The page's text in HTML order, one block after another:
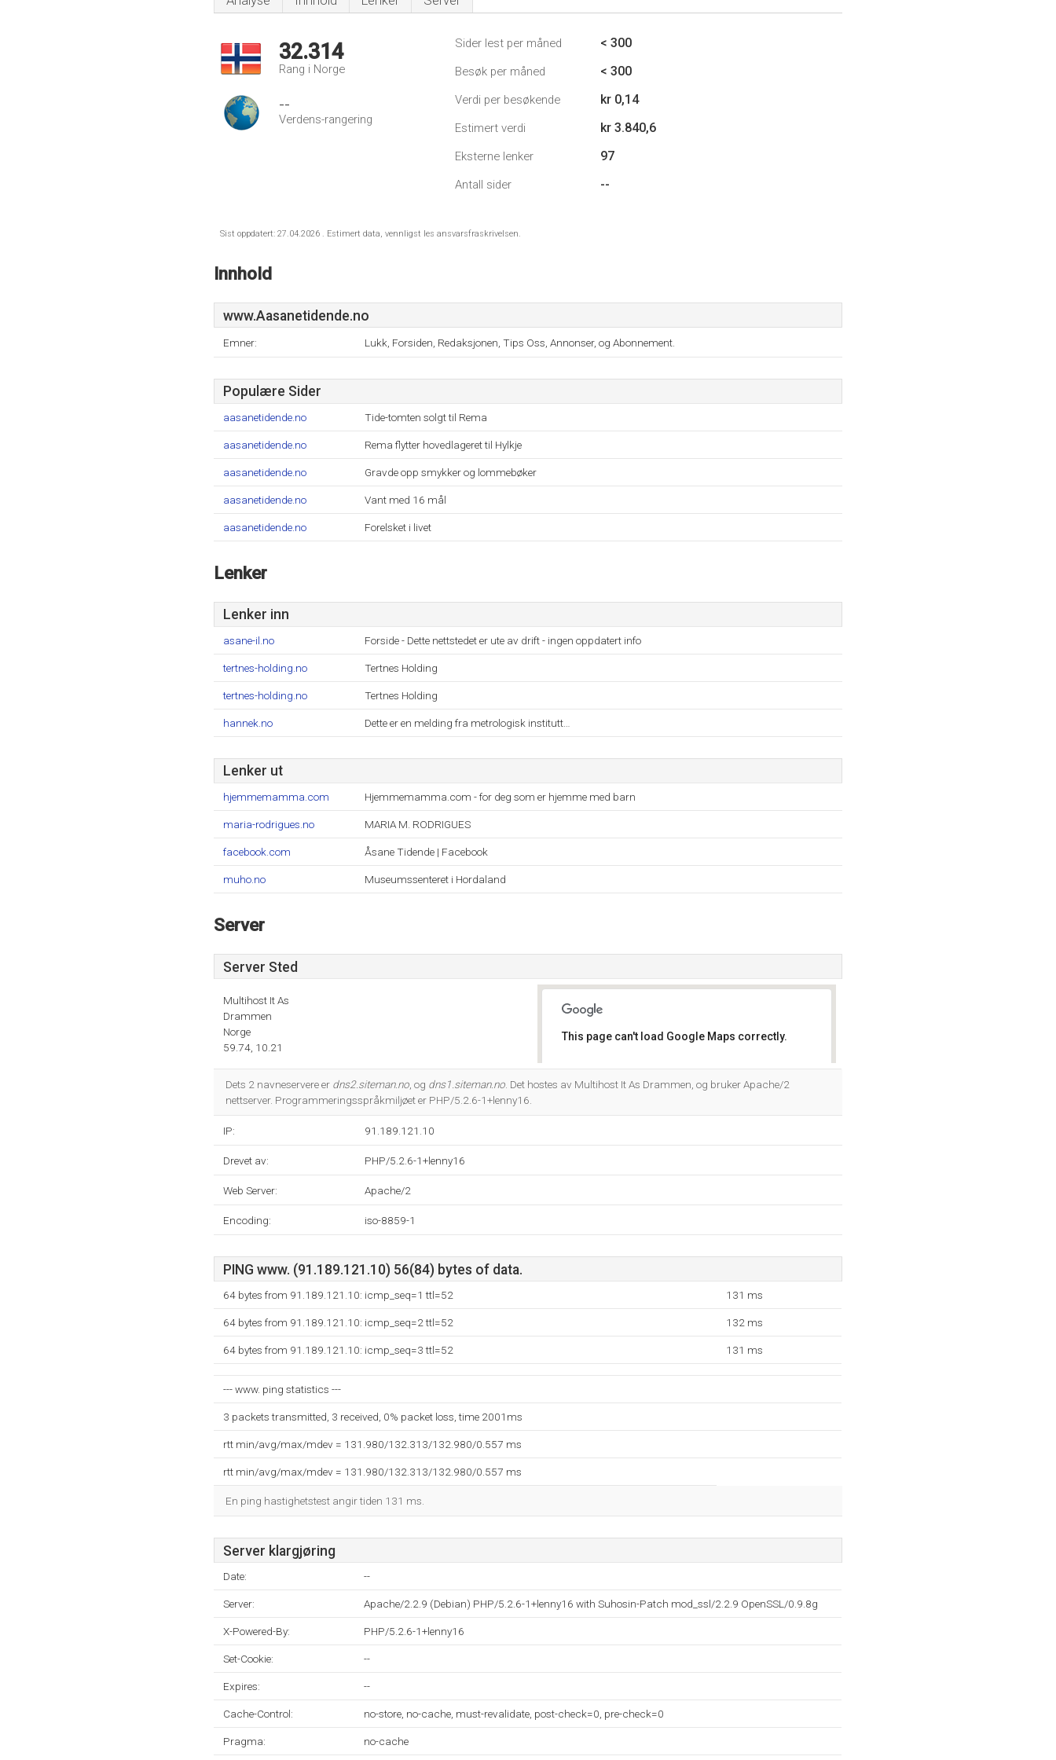
32.314
Rang i Norge
--
Verdens-rangering
Sider lest per måned < 300
Besøk per måned < 300
Verdi per besøkende kr 0,14
Estimert verdi kr 3.840,6
Eksterne lenker 97
Antall sider --
Sist oppdatert: 27.04.2026 . Estimert data, vennligst les ansvarsfraskrivelsen.
Innhold
www.Aasanetidende.no
Emner: Lukk, Forsiden, Redaksjonen, Tips Oss, Annonser, og Abonnement.
Populære Sider
aasanetidende.no Tide-tomten solgt til Rema
aasanetidende.no Rema flytter hovedlageret til Hylkje
aasanetidende.no Gravde opp smykker og lommebøker
aasanetidende.no Vant med 16 mål
aasanetidende.no Forelsket i livet
Lenker
Lenker inn
asane-il.no Forside - Dette nettstedet er ute av drift - ingen oppdatert info
tertnes-holding.no Tertnes Holding
tertnes-holding.no Tertnes Holding
hannek.no Dette er en melding fra metrologisk institutt…
Lenker ut
hjemmemamma.com Hjemmemamma.com - for deg som er hjemme med barn
maria-rodrigues.no MARIA M. RODRIGUES
facebook.com Åsane Tidende | Facebook
muho.no Museumssenteret i Hordaland
Server
Server Sted
Multihost It As
Drammen
Norge
59.74, 10.21
This page can't load Google Maps correctly.
Dets 2 navneservere er dns2.siteman.no , og dns1.siteman.no . Det hostes av Multihost It As Drammen, og bruker Apache/2
nettserver. Programmeringsspråkmiljøet er PHP/5.2.6-1+lenny16.
IP: 91.189.121.10
Drevet av: PHP/5.2.6-1+lenny16
Web Server: Apache/2
Encoding: iso-8859-1
PING www. (91.189.121.10) 56(84) bytes of data.
64 bytes from 91.189.121.10: icmp_seq=1 ttl=52 131 ms
64 bytes from 91.189.121.10: icmp_seq=2 ttl=52 132 ms
64 bytes from 91.189.121.10: icmp_seq=3 ttl=52 131 ms
--- www. ping statistics ---
3 packets transmitted, 3 received, 0% packet loss, time 2001ms
rtt min/avg/max/mdev = 131.980/132.313/132.980/0.557 ms
rtt min/avg/max/mdev = 131.980/132.313/132.980/0.557 ms
En ping hastighetstest angir tiden 131 ms.
Server klargjøring
Date: --
Server: Apache/2.2.9 (Debian) PHP/5.2.6-1+lenny16 with Suhosin-Patch mod_ssl/2.2.9 OpenSSL/0.9.8g
X-Powered-By: PHP/5.2.6-1+lenny16
Set-Cookie: --
Expires: --
Cache-Control: no-store, no-cache, must-revalidate, post-check=0, pre-check=0
Pragma: no-cache